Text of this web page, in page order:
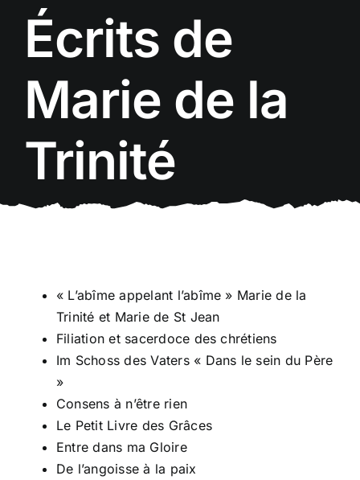
Passer
contenuÉcrits de
Marie de la
Trinité
« L’abîme appelant l’abîme » Marie de la
Trinité et Marie de St Jean
Filiation et sacerdoce des chrétiens
Im Schoss des Vaters « Dans le sein du Père
»
Consens à n’être rien
Le Petit Livre des Grâces
Entre dans ma Gloire
De l’angoisse à la paix